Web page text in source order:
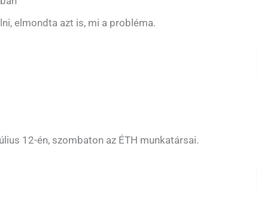
elmondta azt is, mi a probléma.
12-én, szombaton az ÉTH munkatársai.